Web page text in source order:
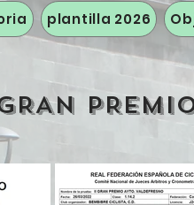
plantilla 2026